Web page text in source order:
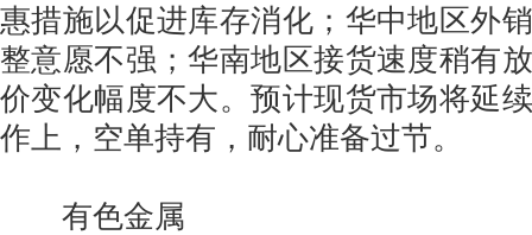
惠措施以促进库存消化；华中地区外
整意愿不强；华南地区接货速度稍有
价变化幅度不大。预计现货市场将延
作上，空单持有，耐心准备过节。
有色金属